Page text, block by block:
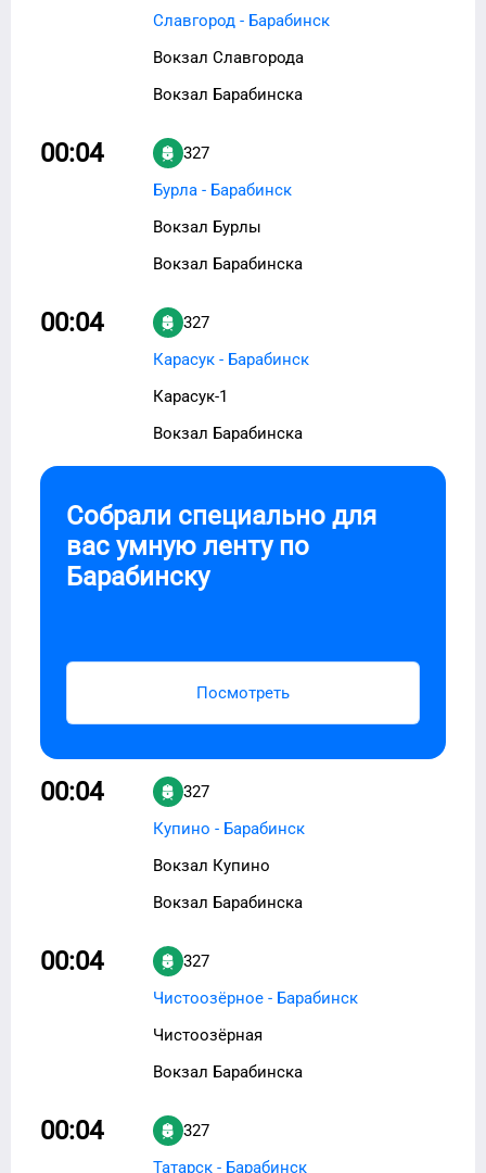
Славгород - Барабинск
Вокзал Славгорода
Вокзал Барабинска
00:04
327
Бурла - Барабинск
Вокзал Бурлы
Вокзал Барабинска
00:04
327
Карасук - Барабинск
Карасук-1
Вокзал Барабинска
Собрали специально для
вас умную ленту по
Барабинску
Посмотреть
00:04
327
Купино - Барабинск
Вокзал Купино
Вокзал Барабинска
00:04
327
Чистоозёрное - Барабинск
Чистоозёрная
Вокзал Барабинска
00:04
327
Татарск - Барабинск